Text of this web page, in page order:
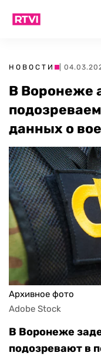
НОВОСТИ |
В Воронеже
данных о
Архивное фото
Adobe Stock
В Воронеже
подозревают в